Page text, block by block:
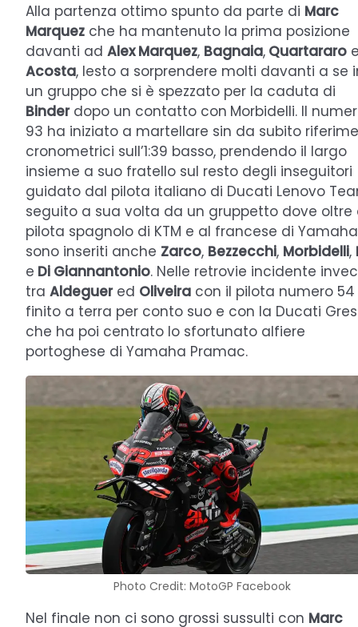
Alla partenza ottimo spunto da parte di Marc
Marquez che ha mantenuto la prima posizione
davanti ad Alex Marquez, Bagnaia, Quartararo
Acosta, lesto a sorprendere molti davanti a se
un gruppo che si è spezzato per la caduta di
Binderdopo un contatto con Morbidelli. Il
93 ha iniziato a martellare sin da subito
cronometrici sull’1:39 basso, prendendo il largo
insieme a suo fratello sul resto degli inseguitori
guidato dal pilota italiano di Ducati Lenovo
seguito a sua volta da un gruppetto dove oltre
pilota spagnolo di KTM e al francese di
sono inseriti anche Zarco, Bezzecchi, Morbidelli,
e Di Giannantonio. Nelle retrovie incidente
tra Aldeguered Oliveira con il pilota numero 54
finito a terra per conto suo e con la Ducati
che ha poi centrato lo sfortunato alfiere
portoghese di Yamaha Pramac.
Photo Credit: MotoGP Facebook
Nel finale non ci sono grossi sussulti con Marc